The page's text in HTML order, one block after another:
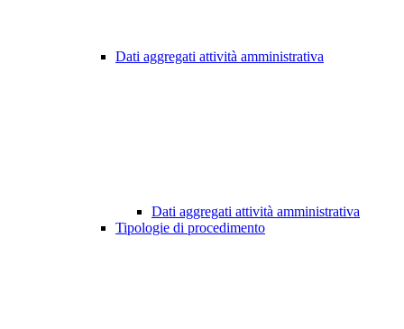
Dati aggregati attività amministrativa
Dati aggregati attività amministrativa
Tipologie di procedimento